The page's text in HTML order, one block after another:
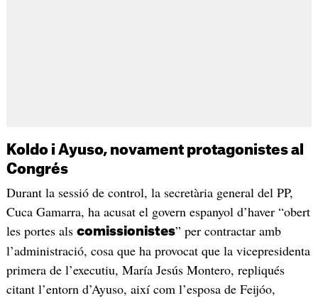
Koldo i Ayuso, novament protagonistes al
Congrés
Durant la sessió de control, la secretària general del PP,
Cuca Gamarra, ha acusat el govern espanyol d’haver “obert
les portes als comissionistes” per contractar amb
l’administració, cosa que ha provocat que la vicepresidenta
primera de l’executiu, María Jesús Montero, repliqués
citant l’entorn d’Ayuso, així com l’esposa de Feijóo,